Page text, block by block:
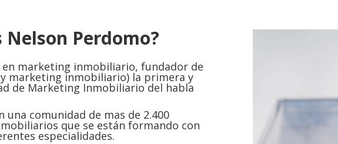
Nelson Perdomo?
en marketing inmobiliario, fundador de
marketing inmobiliario) la primera y
de Marketing Inmobiliario del habla
una comunidad de mas de 2.400
que se están formando con
especialidades.